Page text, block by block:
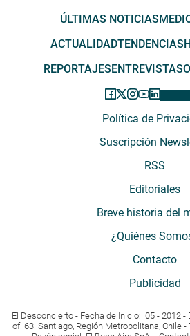
ÚLTIMAS NOTICIAS
ACTUALIDADTENDENCIAS
REPORTAJES ENTREVISTAS
Política de
Suscripción
RSS
Editoriales
Breve historia del
¿Quiénes
Contacto
Publicidad
El Desconcierto - Fecha de Inicio: 05 - 2012 -
of. 63. Santiago, Región Metropolitana, Chile